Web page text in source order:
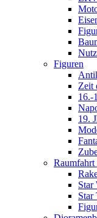
Figuren
Zeit
16.-
19.
Raumfahrt
Star
Star